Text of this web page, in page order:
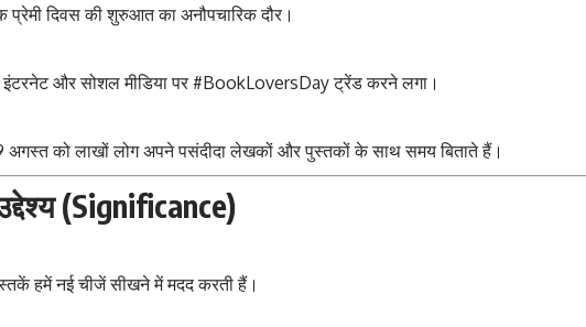
दिवस की शुरुआत का अनौपचारिक दौर।
और सोशल मीडिया पर #BookLoversDay ट्रेंड करने लगा।
अगस्त को लाखों लोग अपने पसंदीदा लेखकों और पुस्तकों के साथ समय बिताते हैं।
(Significance)
हमें नई चीजें सीखने में मदद करती हैं।